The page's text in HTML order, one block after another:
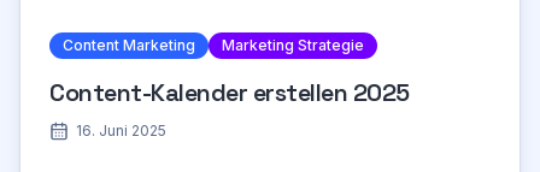
Content Marketing Marketing Strategie
Content-Kalender erstellen 2025
16. Juni 2025